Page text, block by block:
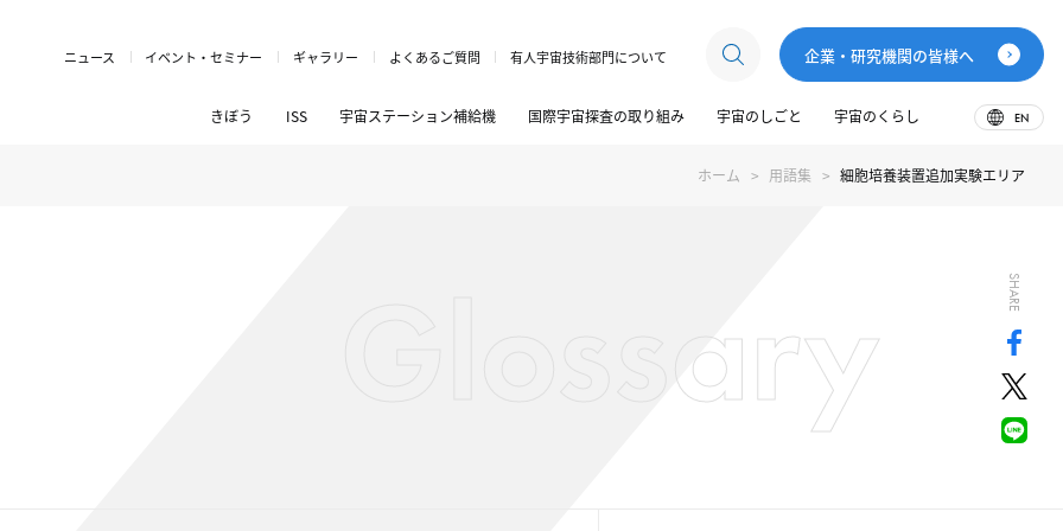
ニュース イベント・セミナー ギャラリー よくあるご質問 有人宇宙技術部門について 企業・研究機関の皆様へ
きぼう ISS 宇宙ステーション補給機 国際宇宙探査の取り組み 宇宙のしごと 宇宙のくらし EN
ホーム 用語集 細胞培養装置追加実験エリア
Glossary SHARE